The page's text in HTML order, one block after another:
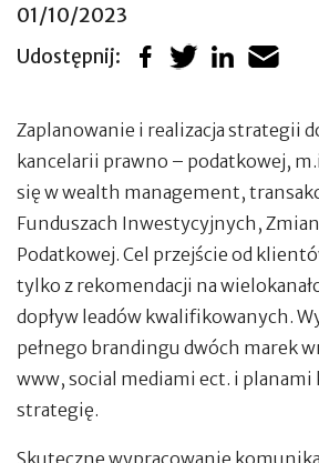
01/10/2023
Udostępnij:
Zaplanowanie i realizacja strategii
kancelarii prawno – podatkowej,
się w wealth management,
Funduszach Inwestycyjnych,
Podatkowej. Cel przejście od
tylko z rekomendacji na
dopływ leadów kwalifikowanych.
pełnego brandingu dwóch marek
www, social mediami ect. i
strategię.
Skuteczne wypracowanie